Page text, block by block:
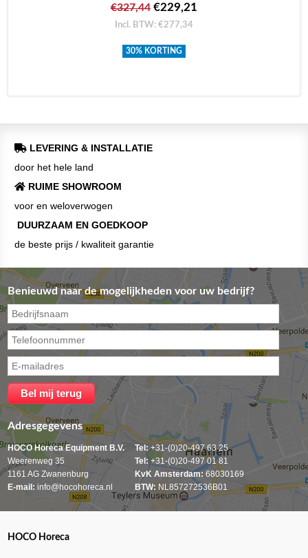
€327,44 €229,21
Incl. BTW: €277,34
30% KORTING
LEVERING & INSTALLATIE
door het hele land
RUIME SHOWROOM
voor en weloverwogen
DUURZAAM EN GOEDKOOP
de beste prijs / kwaliteit garantie
Benieuwd naar de mogelijkheden voor uw bedrijf?
Adresgegevens
HOCO Horeca Equipment B.V.
Weerenweg 35
1161 AG Zwanenburg
E-mail: info@hocohoreca.nl
Tel: +31-(0)20-497 63 25
Tel:+31-(0)20-497 01 81
KvK Amsterdam: 68030169
BTW: NL857272536B01
HOCO Horeca